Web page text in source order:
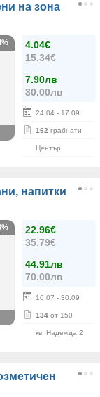
на зона
4.04€
15.34€
7.90лв
30.00лв
24.04 - 17.09
162 грабнати
Център
напитки
22.96€
35.79€
44.91лв
70.00лв
10.07 - 30.09
134 от 150
кв. Надежда 2